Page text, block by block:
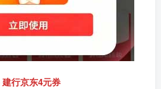
建行京东4元券